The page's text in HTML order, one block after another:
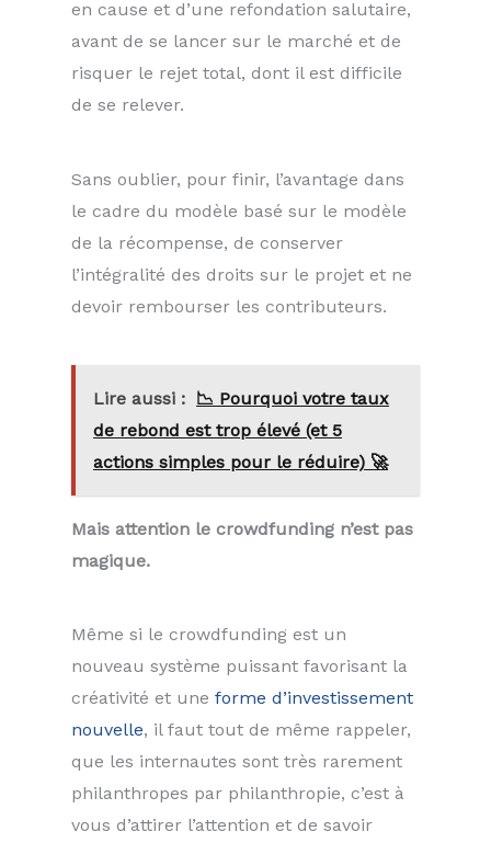
en cause et d’une refondation salutaire,
avant de se lancer sur le marché et de
risquer le rejet total, dont il est difficile
de se relever.
Sans oublier, pour finir, l’avantage dans
le cadre du modèle basé sur le modèle
de la récompense, de conserver
l’intégralité des droits sur le projet et ne
devoir rembourser les contributeurs.
Lire aussi : 📉 Pourquoi votre taux
de rebond est trop élevé (et 5
actions simples pour le réduire) 🚀
Mais attention le crowdfunding n’est pas
magique.
Même si le crowdfunding est un
nouveau système puissant favorisant la
créativité et une forme d’investissement
nouvelle, il faut tout de même rappeler,
que les internautes sont très rarement
philanthropes par philanthropie, c’est à
vous d’attirer l’attention et de savoir